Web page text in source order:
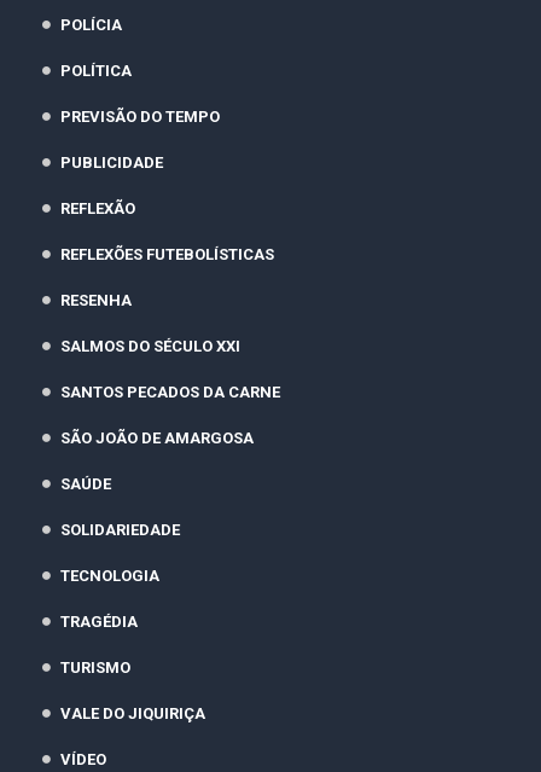
POLÍCIA
POLÍTICA
PREVISÃO DO TEMPO
PUBLICIDADE
REFLEXÃO
REFLEXÕES FUTEBOLÍSTICAS
RESENHA
SALMOS DO SÉCULO XXI
SANTOS PECADOS DA CARNE
SÃO JOÃO DE AMARGOSA
SAÚDE
SOLIDARIEDADE
TECNOLOGIA
TRAGÉDIA
TURISMO
VALE DO JIQUIRIÇA
VÍDEO